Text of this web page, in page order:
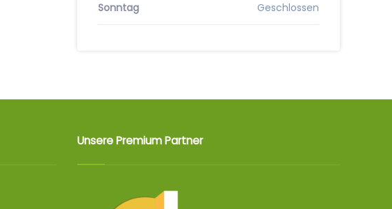
Sonntag Geschlossen
Unsere Premium Partner